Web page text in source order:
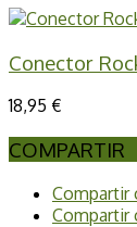
Conector
18,95 €
COMPARTIR
Compartir
Compartir